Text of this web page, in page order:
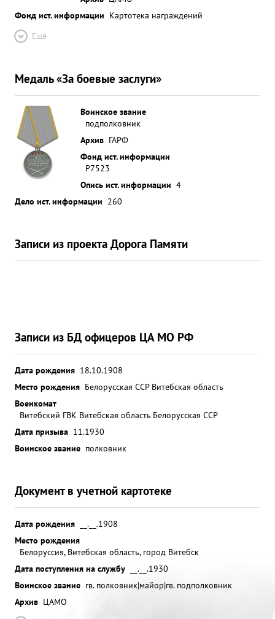
Фонд ист. информации Картотека награждений
Ещё
Медаль «За боевые заслуги»
Воинское звание
подполковник
Архив ГАРФ
Фонд ист. информации
Р7523
Опись ист. информации 4
Дело ист. информации 260
Записи из проекта Дорога Памяти
Записи из БД офицеров ЦА МО РФ
Дата рождения 18.10.1908
Место рождения Белорусская ССР Витебская область
Военкомат
Витебский ГВК Витебская область Белорусская ССР
Дата призыва 11.1930
Воинское звание полковник
Документ в учетной картотеке
Дата рождения
__.__.1908
Место рождения
Белоруссия, Витебская область, город Витебск
Дата поступления на службу
__.__.1930
Воинское звание гв. полковник|майор|гв. подполковник
Архив ЦАМО